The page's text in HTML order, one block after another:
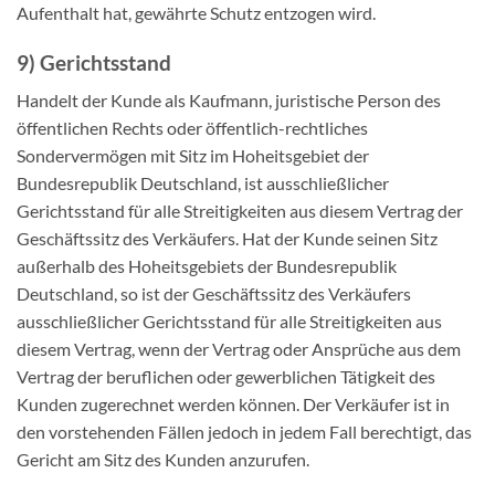
Aufenthalt hat, gewährte Schutz entzogen wird.
9) Gerichtsstand
Handelt der Kunde als Kaufmann, juristische Person des
öffentlichen Rechts oder öffentlich-rechtliches
Sondervermögen mit Sitz im Hoheitsgebiet der
Bundesrepublik Deutschland, ist ausschließlicher
Gerichtsstand für alle Streitigkeiten aus diesem Vertrag der
Geschäftssitz des Verkäufers. Hat der Kunde seinen Sitz
außerhalb des Hoheitsgebiets der Bundesrepublik
Deutschland, so ist der Geschäftssitz des Verkäufers
ausschließlicher Gerichtsstand für alle Streitigkeiten aus
diesem Vertrag, wenn der Vertrag oder Ansprüche aus dem
Vertrag der beruflichen oder gewerblichen Tätigkeit des
Kunden zugerechnet werden können. Der Verkäufer ist in
den vorstehenden Fällen jedoch in jedem Fall berechtigt, das
Gericht am Sitz des Kunden anzurufen.